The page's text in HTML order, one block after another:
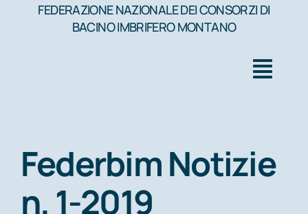
FEDERAZIONE NAZIONALE DEI CONSORZI DI
BACINO IMBRIFERO MONTANO
FEDERBIM
Federbim Notizie
n. 1-2019